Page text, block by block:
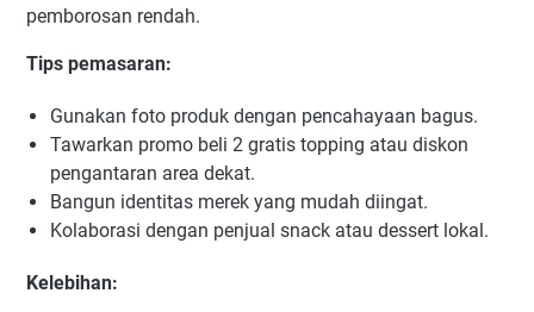
pemborosan rendah.
Tips pemasaran:
Gunakan foto produk dengan pencahayaan bagus.
Tawarkan promo beli 2 gratis topping atau diskon
pengantaran area dekat.
Bangun identitas merek yang mudah diingat.
Kolaborasi dengan penjual snack atau dessert lokal.
Kelebihan: